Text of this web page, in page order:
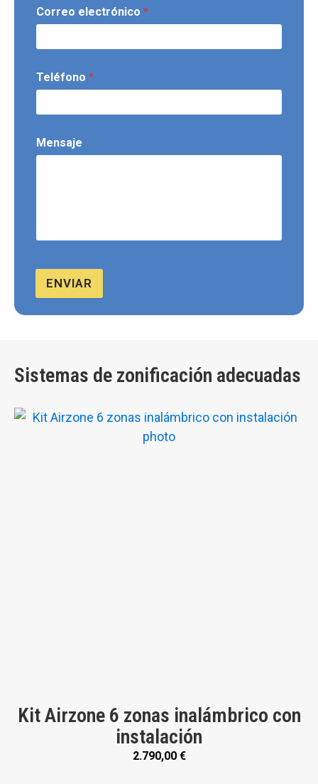
Correo electrónico *
Teléfono *
Mensaje
ENVIAR
Sistemas de zonificación adecuadas
Kit Airzone 6 zonas inalámbrico con
instalación
2.790,00 €